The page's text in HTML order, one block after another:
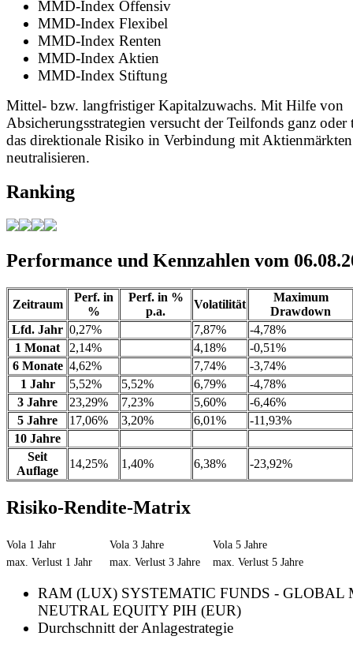
MMD-Index Offensiv
MMD-Index Flexibel
MMD-Index Renten
MMD-Index Aktien
MMD-Index Stiftung
Mittel- bzw. langfristiger Kapitalzuwachs. Mit Hilfe von
Absicherungsstrategien versucht der Teilfonds ganz oder
das direktionale Risiko in Verbindung mit
neutralisieren.
Ranking
Performance und Kennzahlen vom
Zeitraum
Perf. in
%
Perf. in %
p.a.
Volatilität
Maximum
Drawdown
Lfd. Jahr 0,27% 7,87%
-4,78%
1 Monat
2,14% 4,18%
-0,51%
6 Monate 4,62% 7,74%
-3,74%
1 Jahr
5,52% 5,52% 6,79%
-4,78%
3 Jahre
23,29% 7,23% 5,60%
-6,46%
5 Jahre
17,06% 3,20% 6,01%
-11,93%
10 Jahre
Seit
Auflage
14,25% 1,40% 6,38% -23,92%
Risiko-Rendite-Matrix
Vola 1 Jahr Vola 3 Jahre
Vola 5 Jahre
max. Verlust 1 Jahr
max. Verlust 3 Jahre max. Verlust 5 Jahre
RAM (LUX) SYSTEMATIC FUNDS - GLOBAL
NEUTRAL EQUITY PIH (EUR)
Durchschnitt der Anlagestrategie